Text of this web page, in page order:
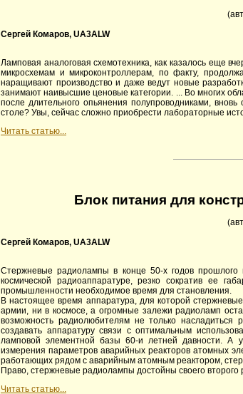
Сергей Комаров, UA3ALW
Ламповая аналоговая схемотехника, как казалось еще
микросхемам и микроконтроллерам, по факту,
наращивают производство и даже ведут новые
занимают наивысшие ценовые категории. ... Во многих
после длительного опьянения полупроводниками,
столе? Увы, сейчас сложно приобрести лабораторные
Читать статью...
Блок питания для
Сергей Комаров, UA3ALW
Стержневые радиолампы в конце 50-х годов
космической радиоаппаратуре, резко сократив ее
промышленности необходимое время для становления.
В настоящее время аппаратура, для которой
армии, ни в космосе, а огромные залежи радиоламп
возможность радиолюбителям не только насладиться
создавать аппаратуру связи с оптимальным
ламповой элементной базы 60-и летней давности. А
измерения параметров аварийных реакторов атомных
работающих рядом с аварийным атомным реактором,
Право, стержневые радиолампы достойны своего второго
Читать статью...